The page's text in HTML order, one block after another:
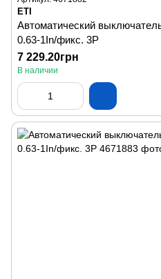
ETI
Автоматический
0.63-1In/фикс. 3P
7 229.20грн
В наличии